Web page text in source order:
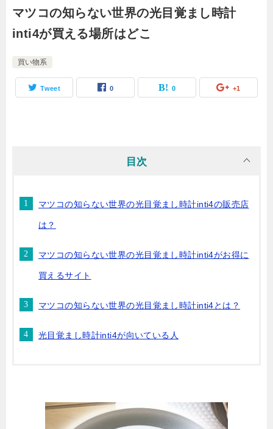
マツコの知らない世界の光目覚まし時計
inti4が買える場所はどこ
買い物系
Tweet 0 0 +1
目次
マツコの知らない世界の光目覚まし時計inti4の販売店
は？
マツコの知らない世界の光目覚まし時計inti4がお得に
買えるサイト
マツコの知らない世界の光目覚まし時計inti4とは？
光目覚まし時計inti4が向いている人